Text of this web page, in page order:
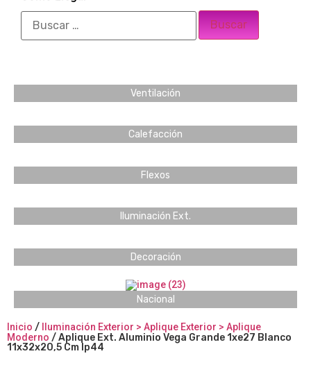
Ventilación
Calefacción
Flexos
Iluminación Ext.
Decoración
Nacional
Inicio /
Iluminación Exterior > Aplique Exterior > Aplique
Moderno / Aplique Ext. Aluminio Vega Grande 1xe27 Blanco
11x32x20,5 Cm Ip44